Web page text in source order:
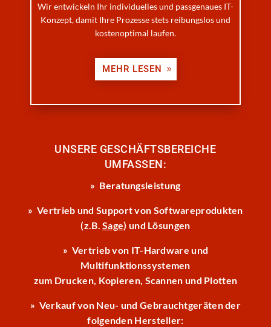
Wir entwickeln Ihr individuelles und passgenaues IT-
Konzept, damit Ihre Prozesse stets reibungslos und
kostenoptimal laufen.
MEHR LESEN
UNSERE GESCHÄFTSBEREICHE
UMFASSEN:
» Beratungsleistung
» Vertrieb und Support von Softwareprodukten
(z.B.Sage) und Lösungen
» Vertrieb von IT-Hardware und
Multifunktionssystemen
zum Drucken, Kopieren, Scannen und Plotten
» Verkauf von Neu- und Gebrauchtgeräten der
folgenden Hersteller: